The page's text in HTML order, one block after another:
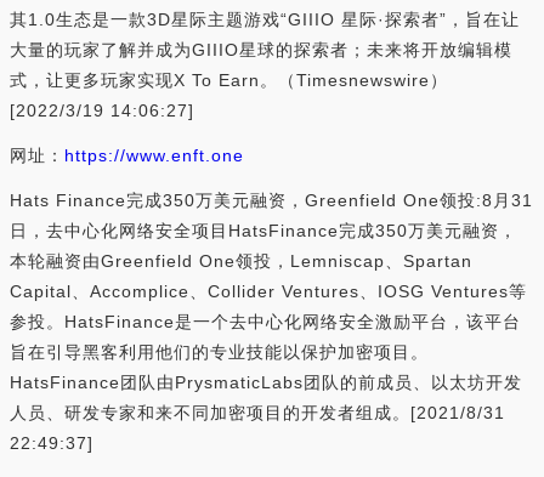
其1.0生态是一款3D星际主题游戏“GIIIO 星际·探索者”，旨在让
大量的玩家了解并成为GIIIO星球的探索者；未来将开放编辑模
式，让更多玩家实现X To Earn。（Timesnewswire）
[2022/3/19 14:06:27]
网址： https://www.enft.one
Hats Finance完成350万美元融资，Greenfield One领投:8月31
日，去中心化网络安全项目HatsFinance完成350万美元融资，
本轮融资由Greenfield One领投，Lemniscap、Spartan
Capital、Accomplice、Collider Ventures、IOSG Ventures等
参投。HatsFinance是一个去中心化网络安全激励平台，该平台
旨在引导黑客利用他们的专业技能以保护加密项目。
HatsFinance团队由PrysmaticLabs团队的前成员、以太坊开发
人员、研发专家和来不同加密项目的开发者组成。[2021/8/31
22:49:37]